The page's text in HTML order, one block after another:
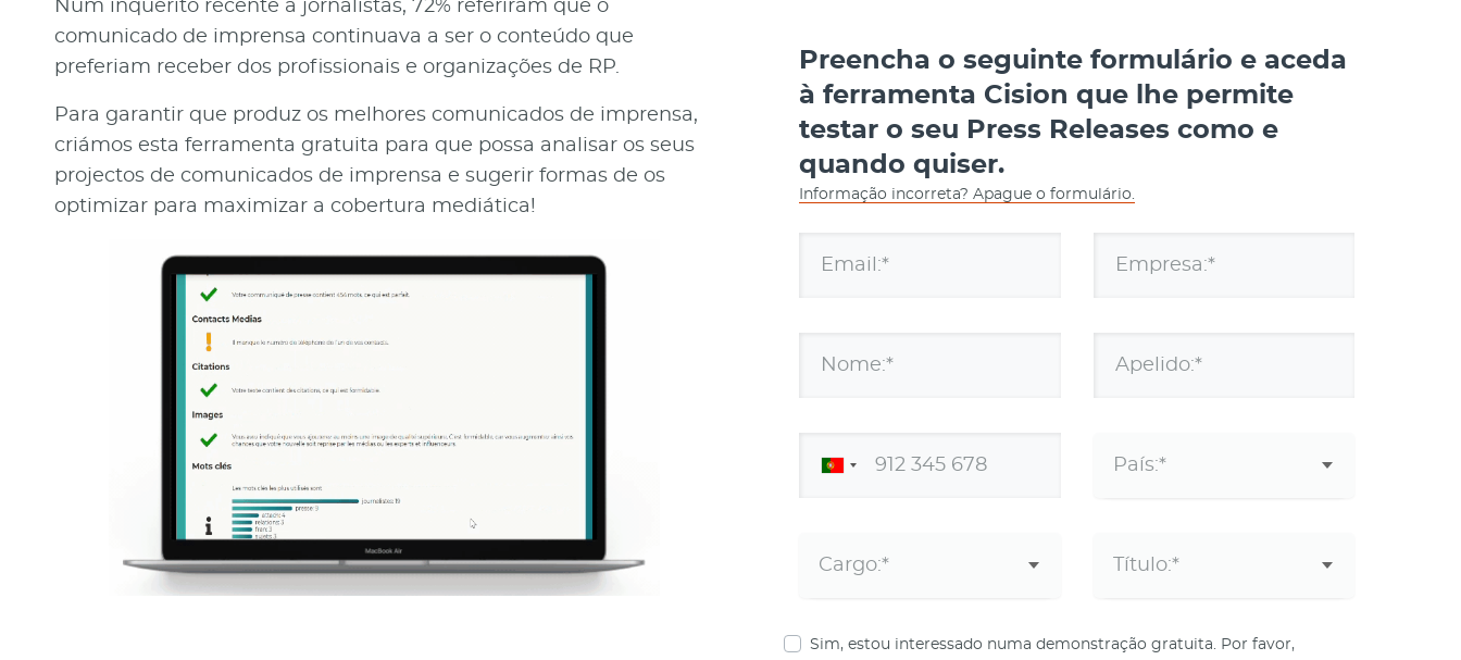
Num inquérito recente a jornalistas, 72% referiram que o
comunicado de imprensa continuava a ser o conteúdo que
preferiam receber dos profissionais e organizações de RP.
Para garantir que produz os melhores comunicados de imprensa,
criámos esta ferramenta gratuita para que possa analisar os seus
projectos de comunicados de imprensa e sugerir formas de os
optimizar para maximizar a cobertura mediática!
Preencha o seguinte formulário e aceda
à ferramenta Cision que lhe permite
testar o seu Press Releases como e
quando quiser.
Informação incorreta? Apague o formulário.
Email:* Empresa:*
Nome:* Apelido:*
Sim, estou interessado numa demonstração gratuita. Por favor,